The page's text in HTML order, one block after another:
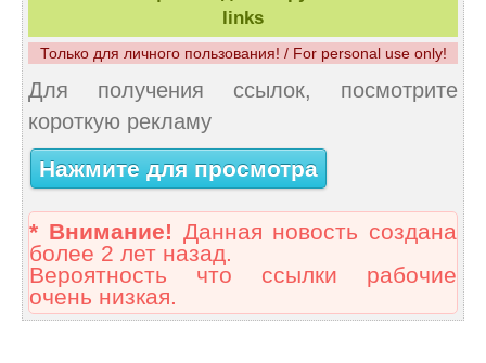
links
Только для личного пользования! / For personal use only!
Для получения ссылок, посмотрите
короткую рекламу
Нажмите для просмотра
* Внимание! Данная новость создана
более 2 лет назад.
Вероятность что ссылки рабочие
очень низкая.